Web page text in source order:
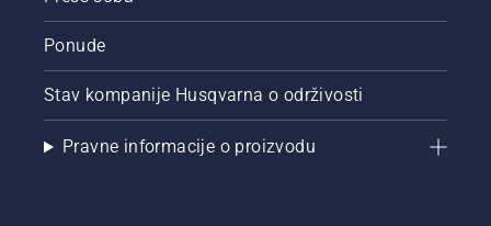
Ponude
Stav kompanije Husqvarna o održivosti
Pravne informacije o proizvodu